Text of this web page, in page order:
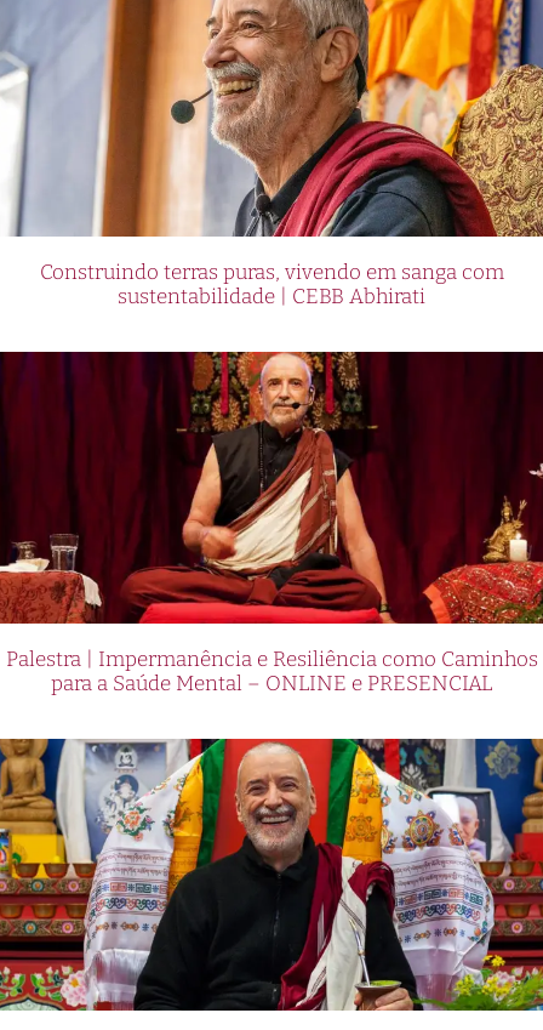
Construindo terras puras, vivendo em sanga com
sustentabilidade | CEBB Abhirati
Palestra | Impermanência e Resiliência como Caminhos
para a Saúde Mental – ONLINE e PRESENCIAL